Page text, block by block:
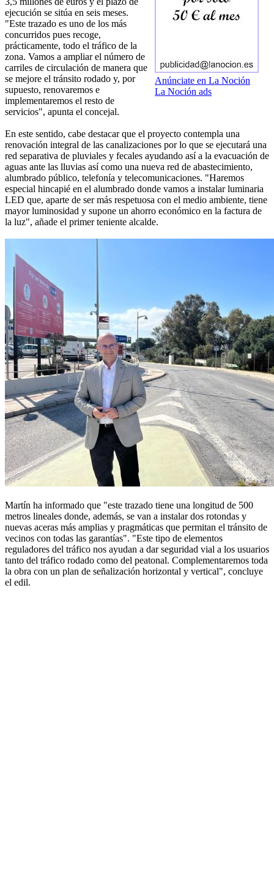
Anúnciate en La Noción
La Noción ads
ejecución se sitúa en seis meses.
"Este trazado es uno de los más
concurridos pues recoge,
prácticamente, todo el tráfico de la
zona. Vamos a ampliar el número de
carriles de circulación de manera que
se mejore el tránsito rodado y, por
supuesto, renovaremos e
implementaremos el resto de
servicios", apunta el concejal.
En este sentido, cabe destacar que el proyecto contempla una
renovación integral de las canalizaciones por lo que se ejecutará una
red separativa de pluviales y fecales ayudando así a la evacuación de
aguas ante las lluvias así como una nueva red de abastecimiento,
alumbrado público, telefonía y telecomunicaciones. "Haremos
especial hincapié en el alumbrado donde vamos a instalar luminaria
LED que, aparte de ser más respetuosa con el medio ambiente, tiene
mayor luminosidad y supone un ahorro económico en la factura de
la luz", añade el primer teniente alcalde.
Martín ha informado que "este trazado tiene una longitud de 500
metros lineales donde, además, se van a instalar dos rotondas y
nuevas aceras más amplias y pragmáticas que permitan el tránsito de
vecinos con todas las garantías". "Este tipo de elementos
reguladores del tráfico nos ayudan a dar seguridad vial a los usuarios
tanto del tráfico rodado como del peatonal. Complementaremos toda
la obra con un plan de señalización horizontal y vertical", concluye
el edil.